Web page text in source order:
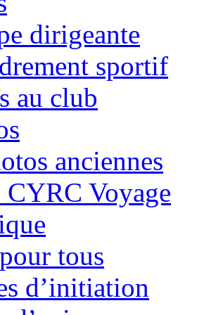
dirigeante
sportif
au club
anciennes
CYRC Voyage
tous
d’initiation